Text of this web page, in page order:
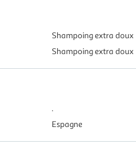
Shampoing extra doux
Shampoing extra doux
.
Espagne